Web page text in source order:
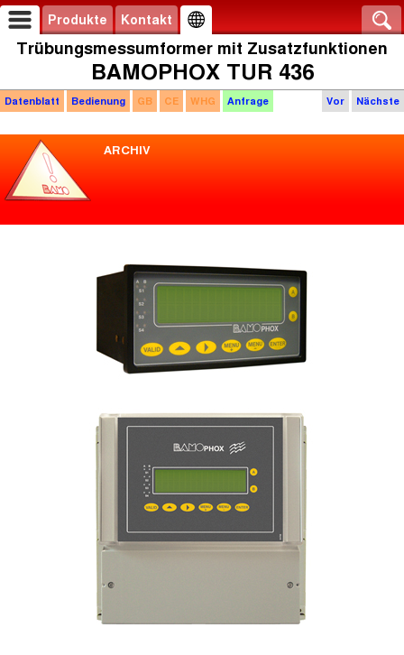
Produkte Kontakt
Trübungsmessumformer mit Zusatzfunktionen
BAMOPHOX TUR 436
Vor Nächste
Datenblatt Bedienung GB CE WHG Anfrage
ARCHIV